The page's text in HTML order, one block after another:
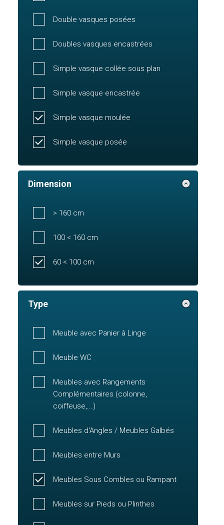
Double vasques posées
Doubles vasques encastrées
Simple vasque collée sous plan
Simple vasque encastrée
Simple vasque moulée
Simple vasque posée
Dimension
> 160 cm
100 < 160 cm
60 < 100 cm
Type
Meuble avec Panier à Linge
Meuble WC
Meubles avec Rangements
Complémentaires (colonne,
coiffeuse,...)
Meubles d'Angles / Meubles Galbés
Meubles entre Murs
Meubles Sous Combles ou Rampant
Meubles sur Pieds ou Plinthes